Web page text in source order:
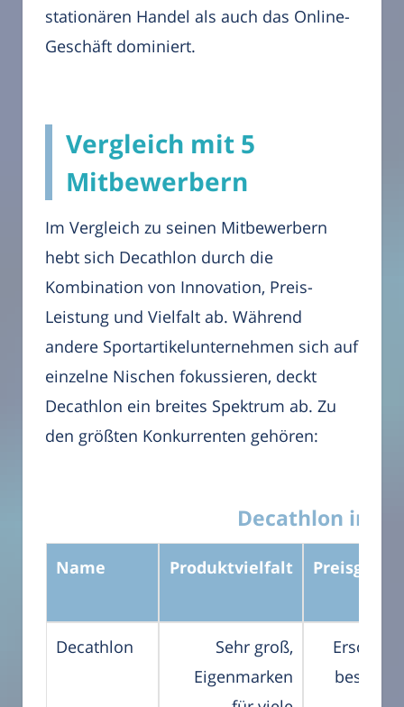
stationären Handel als auch das Online-
Geschäft dominiert.
Vergleich mit 5
Mitbewerbern
Im Vergleich zu seinen Mitbewerbern
hebt sich Decathlon durch die
Kombination von Innovation, Preis-
Leistung und Vielfalt ab. Während
andere Sportartikelunternehmen sich auf
einzelne Nischen fokussieren, deckt
Decathlon ein breites Spektrum ab. Zu
den größten Konkurrenten gehören:
Decathlon im
Name Produktvielfalt
Decathlon
Sehr groß,
Eigenmarken